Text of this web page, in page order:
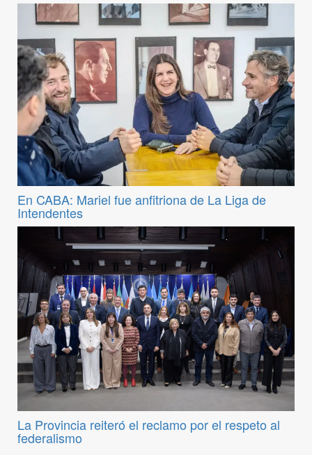
En CABA: Mariel fue anfitriona de La Liga de
Intendentes
La Provincia reiteró el reclamo por el respeto al
federalismo